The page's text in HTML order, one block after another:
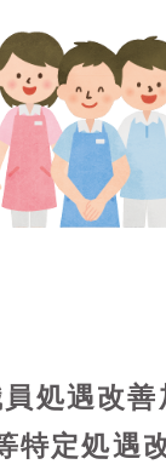
員処遇改
特定処遇